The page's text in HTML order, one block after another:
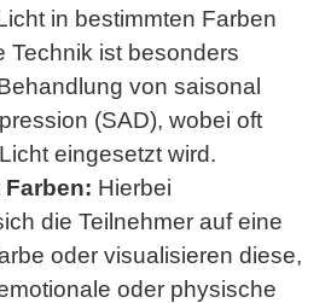
in bestimmten Farben
Technik ist besonders
von saisonal
(SAD), wobei oft
eingesetzt wird.
Hierbei
die Teilnehmer auf eine
oder visualisieren diese,
oder physische